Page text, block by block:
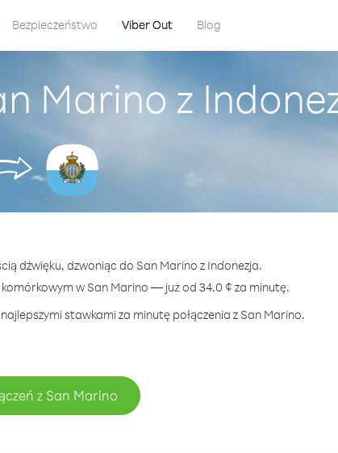
Bezpieczeństwo Viber Out Blog
Marino z
dźwięku, dzwoniąc do San Marino z Indonezja.
w San Marino — już od 34.0 ¢ za minutę.
stawkami za minutę połączenia z San Marino.
z San Marino